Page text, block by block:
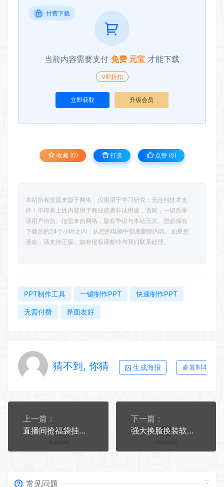
付费下载
当前内容需要支付 免费 元宝 才能下载
VIP折扣
立即获取 升级会员
收藏 (0) 打赏 点赞 (0)
本站所有资源来源于网络，仅限用于学习研究；无任何技术支
持！不得将上述内容用于商业或者非法用途，否则，一切后果
请用户自负。信息来自网络，版权争议与本站无关。您必须在
下载后的24个小时之内，从您的电脑中彻底删除内容。如果您
喜欢，请支持正版。如有侵权请邮件与我们联系处理。
PPT制作工具 一键制作PPT 快速制作PPT
无需付费 界面友好
猜不到, 你猜 生成海报 复制本文链
上一篇：
直播间抢福袋挂机必备助手
下一篇：
强大换脸换装软件 解锁Pro会员 安卓软件
常见问题